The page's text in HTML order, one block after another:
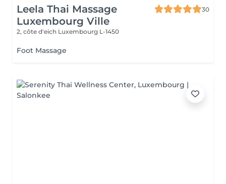
Leela Thai Massage
Luxembourg Ville
30
2, côte d'eich Luxembourg L-1450
Foot Massage